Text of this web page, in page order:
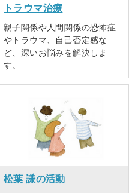
トラウマ治療
親子関係や人間関係の恐怖症
やトラウマ、自己否定感な
ど、深いお悩みを解決しま
す。
松葉 謙の活動